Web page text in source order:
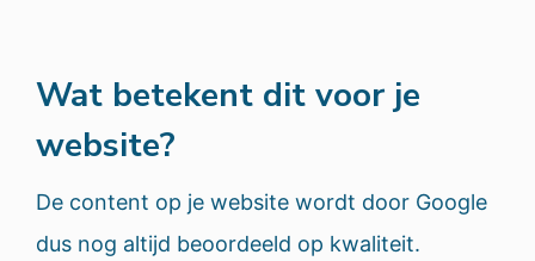
Wat betekent dit voor je
website?
De content op je website wordt door Google
dus nog altijd beoordeeld op kwaliteit.